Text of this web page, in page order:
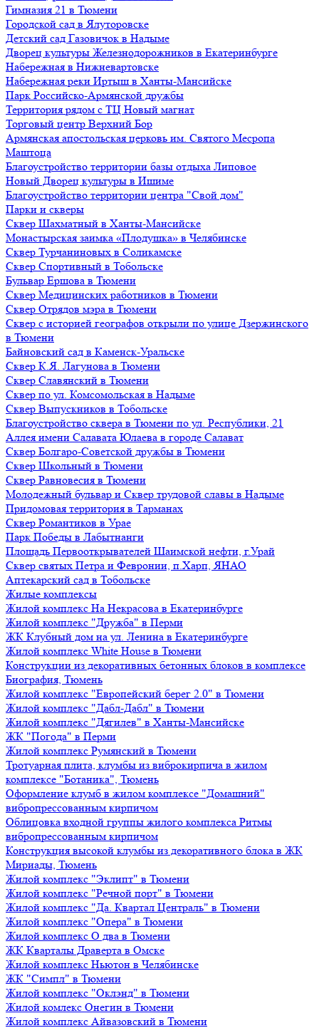
Гимназия 21 в Тюмени
Городской сад в Ялуторовске
Детский сад Газовичок в Надыме
Дворец культуры Железнодорожников в Екатеринбурге
Набережная в Нижневартовске
Набережная реки Иртыш в Ханты-Мансийске
Парк Российско-Армянской дружбы
Территория рядом с ТЦ Новый магнат
Торговый центр Верхний Бор
Армянская апостольская церковь им. Святого Месропа
Маштоца
Благоустройство территории базы отдыха Липовое
Нoвый Двoрeц культуры в Ишимe
Благоустройство территории центра "Свой дом"
Парки и скверы
Сквер Шахматный в Ханты-Мансийске
Монастырская заимка «Плодушка» в Челябинске
Сквер Турчаниновых в Соликамске
Сквер Спортивный в Тобольске
Бульвар Ершова в Тюмени
Сквер Медицинских работников в Тюмени
Сквер Отрядов мэра в Тюмени
Сквер с историей географов открыли по улице Дзержинского
в Тюмени
Байновский сад в Каменск-Уральске
Сквер К.Я. Лагунова в Тюмени
Сквер Славянский в Тюмени
Сквер по ул. Комсомольская в Надыме
Сквер Выпускников в Тобольске
Благоустройство сквера в Тюмени по ул. Республики, 21
Аллея имени Салавата Юлаева в городе Салават
Сквер Болгаро-Советской дружбы в Тюмени
Сквер Школьный в Тюмени
Сквер Равновесия в Тюмени
Молодежный бульвар и Сквер трудовой славы в Надыме
Придомовая территория в Тарманах
Сквер Романтиков в Урае
Парк Победы в Лабытнанги
Площадь Первооткрывателей Шаимской нефти, г.Урай
Сквер святых Петра и Февронии, п.Харп, ЯНАО
Аптекарский сад в Тобольске
Жилые комплексы
Жилой комплекс На Некрасова в Екатеринбурге
Жилой комплекс "Дружба" в Перми
ЖК Клубный дом на ул. Ленина в Екатеринбурге
Жилой комплекс White House в Тюмени
Конструкции из декоративных бетонных блоков в комплексе
Биография, Тюмень
Жилой комплекс "Европейский берег 2.0" в Тюмени
Жилой комплекс "Дабл-Дабл" в Тюмени
Жилой комплекс "Дягилев" в Ханты-Мансийске
ЖК "Погода" в Перми
Жилой комплекс Румянский в Тюмени
Тротуарная плита, клумбы из виброкирпича в жилом
комплексе "Ботаника", Тюмень
Оформление клумб в жилом комплексе "Домашний"
вибропрессованным кирпичом
Облицовка входной группы жилого комплекса Ритмы
вибропрессованным кирпичом
Конструкция высокой клумбы из декоративного блока в ЖК
Мириады, Тюмень
Жилой комплекс "Эклипт" в Тюмени
Жилой комплекс "Речной порт" в Тюмени
Жилой комплекс "Да. Квартал Централь" в Тюмени
Жилой комплекс "Опера" в Тюмени
Жилой комплекс О два в Тюмени
ЖК Кварталы Драверта в Омске
Жилой комплекс Ньютон в Челябинске
ЖК "Симпл" в Тюмени
Жилой комплекс "Оклэнд" в Тюмени
Жилой комлекс Онегин в Тюмени
Жилой комплекс Айвазовский в Тюмени